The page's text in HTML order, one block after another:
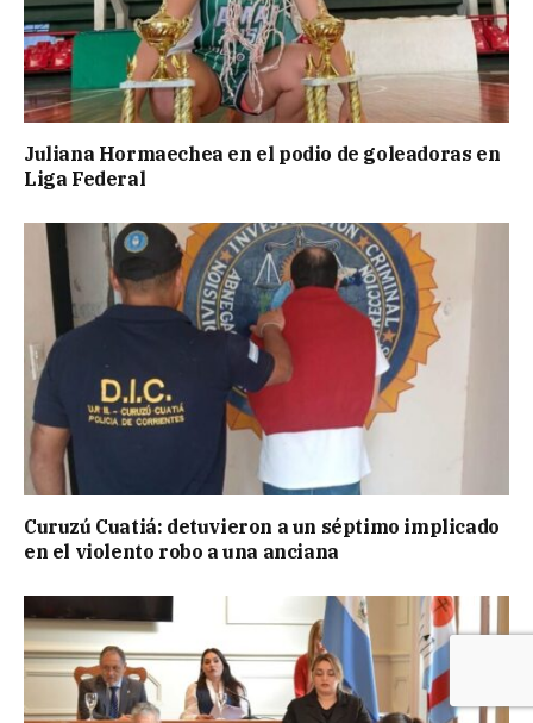
Juliana Hormaechea en el podio de goleadoras en
Liga Federal
Curuzú Cuatiá: detuvieron a un séptimo implicado
en el violento robo a una anciana